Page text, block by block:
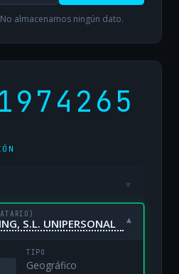
almacenamos ningún dato.
▾
S.L. UNIPERSONAL ▾
TIPO
Geográfico